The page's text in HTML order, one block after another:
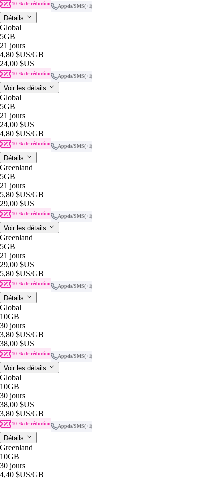
10 % de réduction Appels/SMS(+1)
Détails
Global
5GB
21 jours
4,80 $US/GB
24,00 $US
10 % de réduction Appels/SMS(+1)
Voir les détails
Global
5GB
21 jours
24,00 $US
4,80 $US/GB
10 % de réduction Appels/SMS(+1)
Détails
Greenland
5GB
21 jours
5,80 $US/GB
29,00 $US
10 % de réduction Appels/SMS(+1)
Voir les détails
Greenland
5GB
21 jours
29,00 $US
5,80 $US/GB
10 % de réduction Appels/SMS(+1)
Détails
Global
10GB
30 jours
3,80 $US/GB
38,00 $US
10 % de réduction Appels/SMS(+1)
Voir les détails
Global
10GB
30 jours
38,00 $US
3,80 $US/GB
10 % de réduction Appels/SMS(+1)
Détails
Greenland
10GB
30 jours
4,40 $US/GB